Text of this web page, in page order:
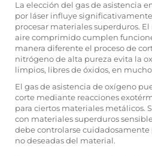
La elección del gas de asistencia
por láser influye
procesar materiales superduros.
aire comprimido cumplen
manera diferente el proceso de
nitrógeno de alta pureza evita la
limpios, libres de óxidos, en
El gas de asistencia de oxígeno
corte mediante reacciones
para ciertos materiales metálicos.
con materiales superduros
debe controlarse cuidadosamente
no deseadas del material.